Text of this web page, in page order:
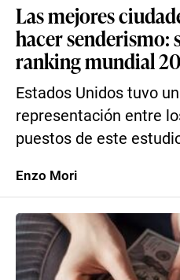
Las mejores
hacer senderismo:
ranking mundial
Estados Unidos tuvo
representación entre
puestos de este
Enzo Mori